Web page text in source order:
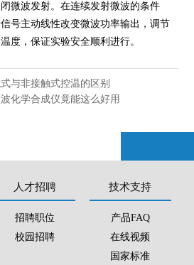
微波发射。在连续发射微波的条件
号主动线性改变微波功率输出，调节
度，保证实验安全顺利进行。
与非接触式控温的区别
化学合成仪竟能这么好用
人才招聘
招聘职位
校园招聘
技术支持
产品FAQ
在线视频
国家标准